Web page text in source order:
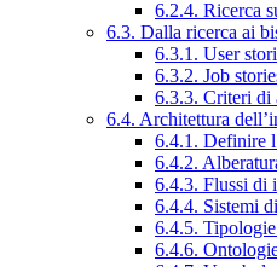
6.2.4. Ricerca
6.3. Dalla ricerca ai
6.3.1. User
6.3.2. Job
6.3.3. Criteri di
6.4. Architettura
6.4.1. Definire
6.4.2.
6.4.3. Flussi di
6.4.4. Sistemi
6.4.5.
6.4.6.